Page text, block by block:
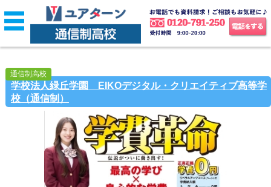
学校法人緑丘学園 EIKOデジタル・クリエイティブ高等学
校（通信制）
通信制高校